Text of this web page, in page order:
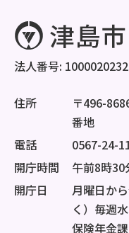
法人番号:
住所
〒496-
番地
電話
0567-24-
開庁時間
午前8時30
開庁日
月曜日か
く）毎週
保険年金